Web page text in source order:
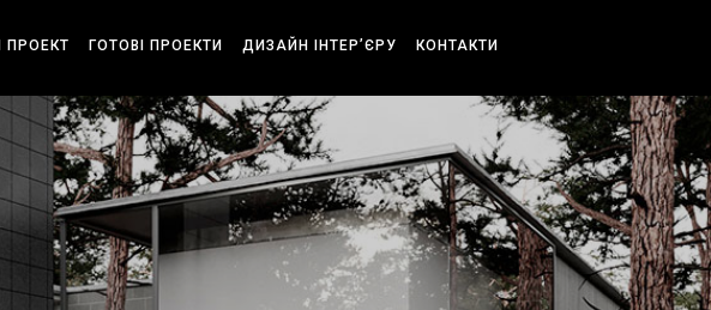
ПРОЕКТ ГОТОВІ ПРОЕКТИ ДИЗАЙН ІНТЕР’ЄРУ КОНТАКТИ